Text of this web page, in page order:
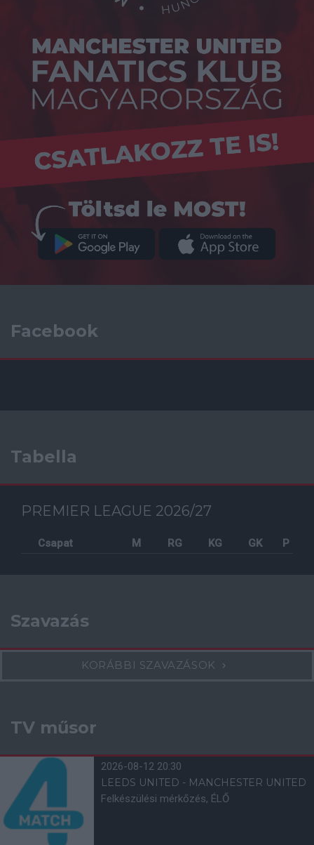
Facebook
Tabella
PREMIER LEAGUE 2026/27
Csapat M RG KG GK P
Szavazás
KORÁBBI SZAVAZÁSOK
TV műsor
2026-08-12 20:30
LEEDS UNITED - MANCHESTER UNITED
Felkészülési mérkőzés, ÉLŐ